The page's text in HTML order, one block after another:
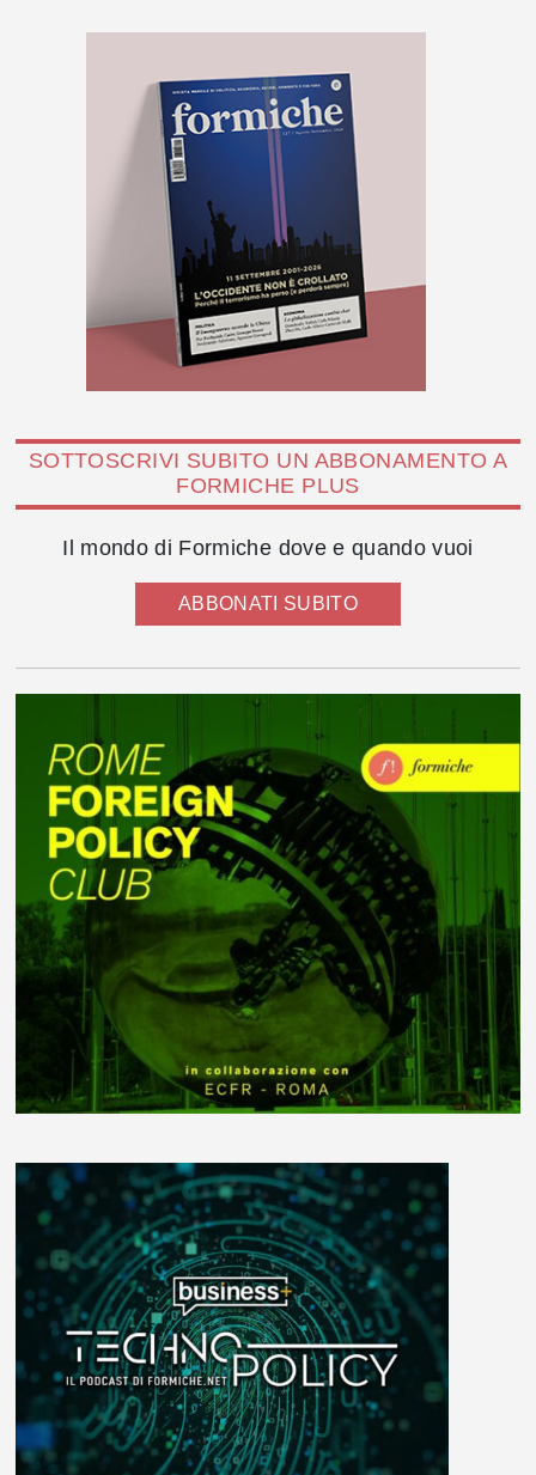
SOTTOSCRIVI SUBITO UN ABBONAMENTO A
FORMICHE PLUS
Il mondo di Formiche dove e quando vuoi
ABBONATI SUBITO